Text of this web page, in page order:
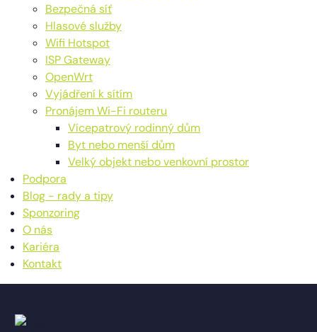
Bezpečná síť
Hlasové služby
Wifi Hotspot
ISP Gateway
OpenWrt
Vyjádření k sítím
Pronájem Wi-Fi routeru
Vícepatrový rodinný dům
Byt nebo menší dům
Velký objekt nebo venkovní prostor
Podpora
Blog - rady a tipy
Sponzoring
O nás
Kariéra
Kontakt